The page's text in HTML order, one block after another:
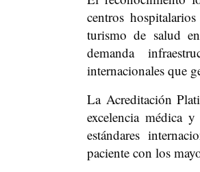
centros
turismo de salud
demanda
internacionales que
La Acreditación
excelencia médica
estándares
paciente con los